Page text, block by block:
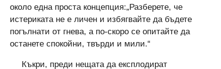
около една проста концепция:„Разберете, че
истериката не е личен и избягвайте да бъдете
погълнати от гнева, а по-скоро се опитайте да
останете спокойни, твърди и мили.“
Къкри, преди нещата да експлодират